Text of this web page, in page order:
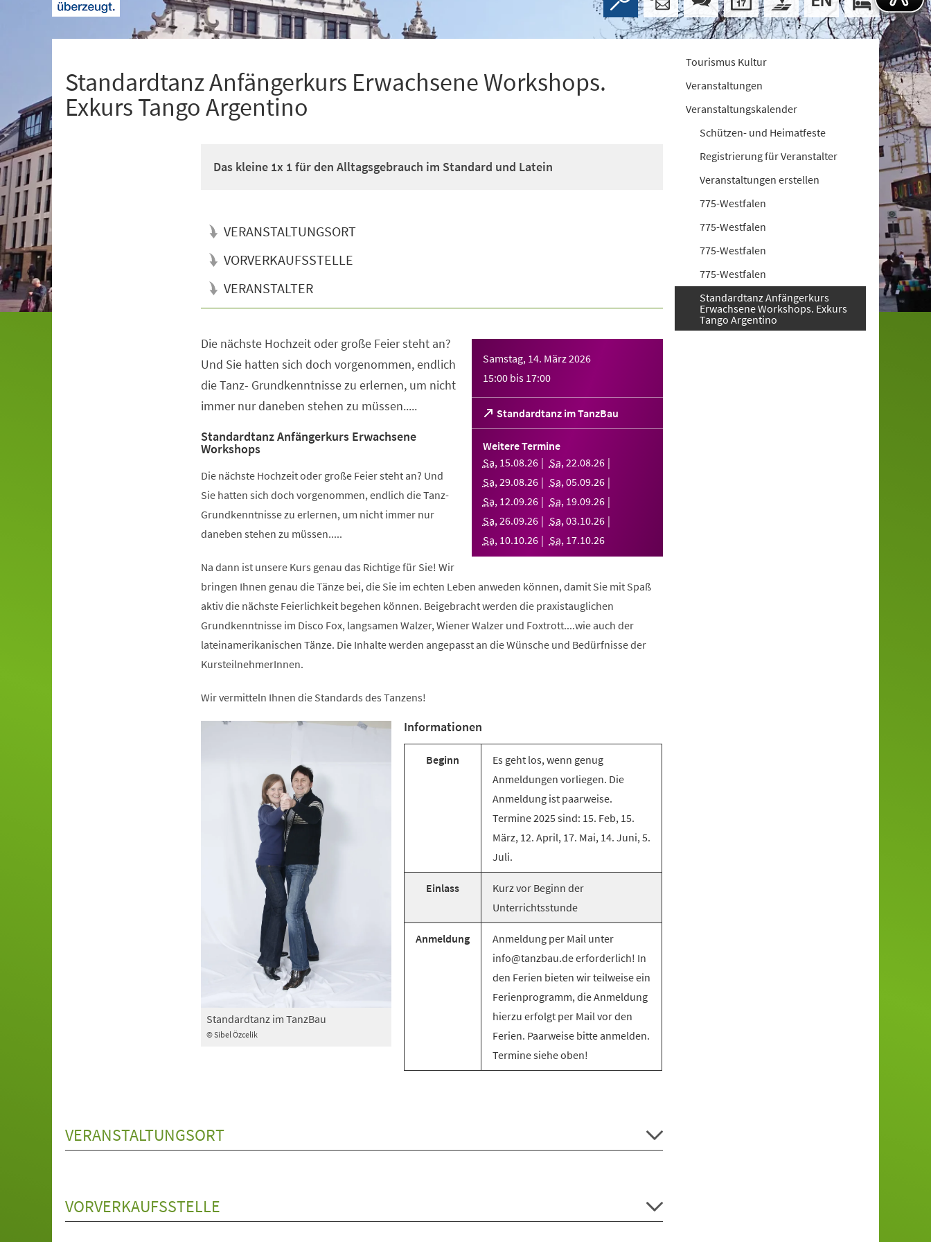
Standardtanz Anfängerkurs Erwachsene Workshops.
Exkurs Tango Argentino
Das kleine 1x 1 für den Alltagsgebrauch im Standard und Latein
VERANSTALTUNGSORT
VORVERKAUFSSTELLE
VERANSTALTER
Samstag, 14. März 2026
15:00 bis 17:00
Standardtanz im TanzBau
(Öffnet
in
einem
Tab)
Weitere Termine
Sa, 15.08.26 Sa,22.08.26
Sa,29.08.26 Sa,05.09.26
Sa, 12.09.26 Sa, 19.09.26
Sa,26.09.26 Sa,03.10.26
Sa, 10.10.26 Sa, 17.10.26
Die nächste Hochzeit oder große Feier steht an?
Und Sie hatten sich doch vorgenommen, endlich
die Tanz- Grundkenntnisse zu erlernen, um nicht
immer nur daneben stehen zu müssen.....
Standardtanz Anfängerkurs Erwachsene
Workshops
Die nächste Hochzeit oder große Feier steht an? Und
Sie hatten sich doch vorgenommen, endlich die Tanz-
Grundkenntnisse zu erlernen, um nicht immer nur
daneben stehen zu müssen.....
Na dann ist unsere Kurs genau das Richtige für Sie! Wir
bringen Ihnen genau die Tänze bei, die Sie im echten Leben anweden können, damit Sie mit Spaß
aktiv die nächste Feierlichkeit begehen können. Beigebracht werden die praxistauglichen
Grundkenntnisse im Disco Fox, langsamen Walzer, Wiener Walzer und Foxtrott....wie auch der
lateinamerikanischen Tänze. Die Inhalte werden angepasst an die Wünsche und Bedürfnisse der
KursteilnehmerInnen.
Wir vermitteln Ihnen die Standards des Tanzens!
© Sibel Özcelik
Standardtanz im TanzBau
Informationen
Beginn
Es geht los, wenn genug
Anmeldungen vorliegen. Die
Anmeldung ist paarweise.
Termine 2025 sind: 15. Feb, 15.
März, 12. April, 17. Mai, 14. Juni, 5.
Juli.
Einlass
Kurz vor Beginn der
Unterrichtsstunde
Anmeldung
Anmeldung per Mail unter
info@tanzbau.de erforderlich! In
den Ferien bieten wir teilweise ein
Ferienprogramm, die Anmeldung
hierzu erfolgt per Mail vor den
Ferien. Paarweise bitte anmelden.
Termine siehe oben!
VERANSTALTUNGSORT
VORVERKAUFSSTELLE
Tourismus Kultur
Veranstaltungen
Veranstaltungskalender
Schützen- und Heimatfeste
Registrierung für Veranstalter
Veranstaltungen erstellen
775-Westfalen
775-Westfalen
775-Westfalen
775-Westfalen
Standardtanz Anfängerkurs
Erwachsene Workshops. Exkurs
Tango Argentino